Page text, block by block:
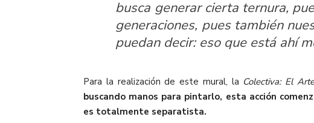
busca generar cierta ternura,
generaciones, pues también
puedan decir: eso que está ahí
Para la realización de este mural, la Colectiva: El
buscando manos para pintarlo, esta acción
es totalmente separatista.